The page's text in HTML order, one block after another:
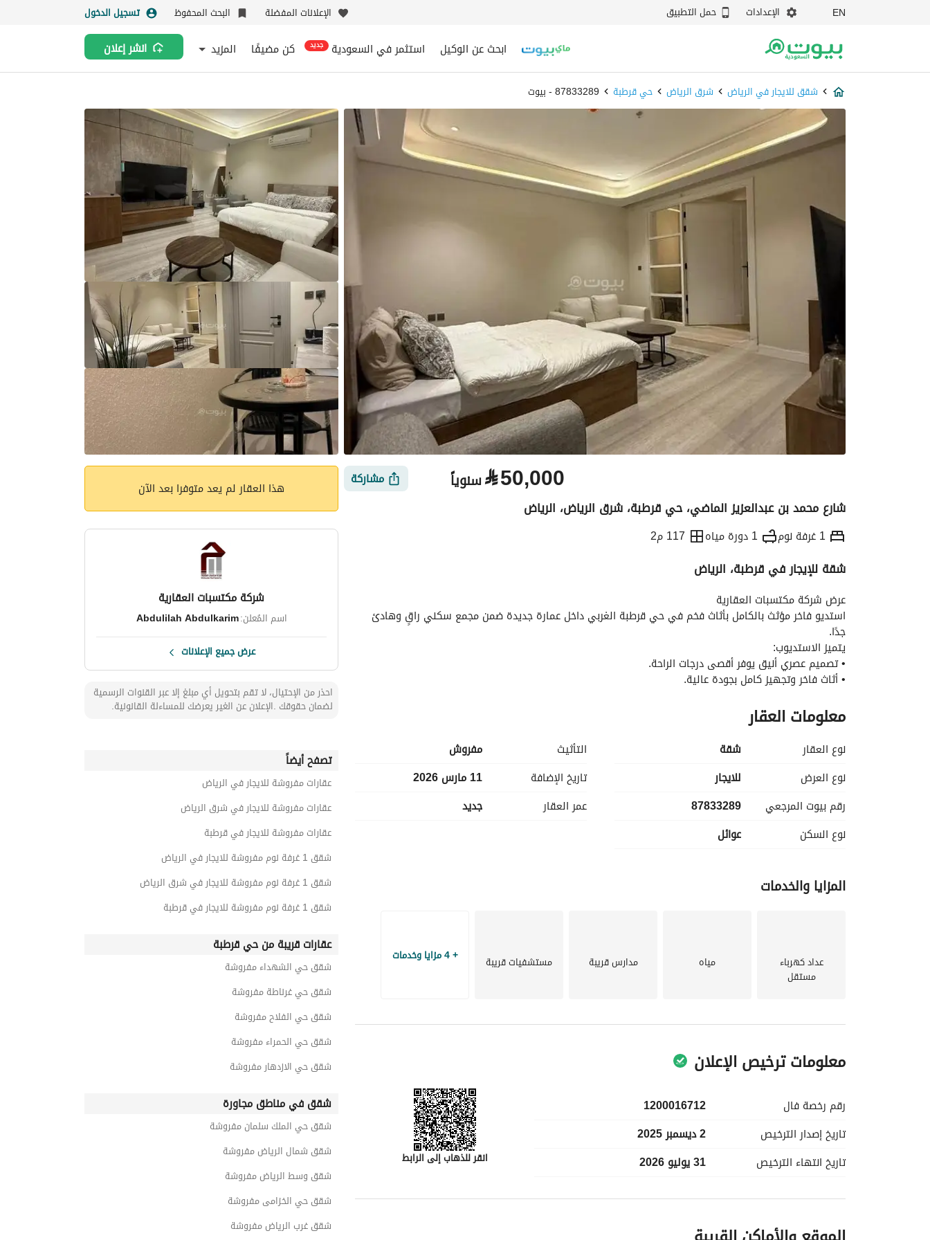
EN الإعدادات حمل التطبيق الإعلانات المفضلة البحث المحفوظ تسجيل الدخول
ابحث عن الوكيل استثمر في السعودية جديد كن مضيفًا المزيد انشر إعلان
شقق للايجار في الرياض شرق الرياض حي قرطبة 87833289 - بيوت
⃁50,000 سنوياً مشاركة
شارع محمد بن عبدالعزيز الماضي، حي قرطبة، شرق الرياض، الرياض
1 غرفة نوم 1 دورة مياه 117 م2
شقة للإيجار في قرطبة، الرياض
عرض شركة مكتسبات العقارية
جدًا.
يتميز الاستديوب:
• تصميم عصري أنيق يوفر أقصى درجات الراحة.
• أثاث فاخر وتجهيز كامل بجودة عالية.
• دخول ذكي وموقع مميز قريب من جميع الخدمات.
• حوش خاص وجلسة خارجية توفر خصوصية وراحة تامة
• الموقع: حي قرطبة الغربي - الرياض
ف الإيجار الشهري: 60,000
دفعتين: 55,000
دفعة واحدة:50,000
• الجهة المسوّقة: شركة مكتسبات العقارية
معلومات العقار
نوع العقار
شقة
نوع العرض
للايجار
رقم بيوت المرجعي
87833289
نوع السكن
عوائل
التأثيث
مفروش
تاريخ الإضافة
11 مارس 2026
عمر العقار
جديد
المزايا والخدمات
عداد كهرباء
مستقل
مياه مدارس قريبة مستشفيات قريبة + 4 مزايا وخدمات
معلومات ترخيص الإعلان
رقم رخصة فال
1200016712
تاريخ إصدار الترخيص
2 ديسمبر 2025
تاريخ انتهاء الترخيص 31 يوليو 2026 انقر للذهاب إلى الرابط
معلومات مسؤول الإعلان
هذا العقار لم يعد متوفرا بعد الآن
شركة مكتسبات العقارية
اسم المُعلن:Abdulilah Abdulkarim
عرض جميع الإعلانات
احذر من الإحتيال، لا تقم بتحويل أي مبلغ إلا عبر القنوات الرسمية
لضمان حقوقك .الإعلان عن الغير يعرضك للمساءلة القانونية.
تصفح أيضاً
عقارات مفروشة للايجار في الرياض
عقارات مفروشة للايجار في شرق الرياض
عقارات مفروشة للايجار في قرطبة
شقق 1 غرفة نوم مفروشة للايجار في الرياض
شقق 1 غرفة نوم مفروشة للايجار في شرق الرياض
شقق 1 غرفة نوم مفروشة للايجار في قرطبة
عقارات قريبة من حي قرطبة
شقق حي الشهداء مفروشة
شقق حي غرناطة مفروشة
شقق حي الفلاح مفروشة
شقق حي الحمراء مفروشة
شقق حي الازدهار مفروشة
شقق في مناطق مجاورة
شقق حي الملك سلمان مفروشة
شقق شمال الرياض مفروشة
شقق وسط الرياض مفروشة
شقق حي الخزامى مفروشة
شقق غرب الرياض مفروشة